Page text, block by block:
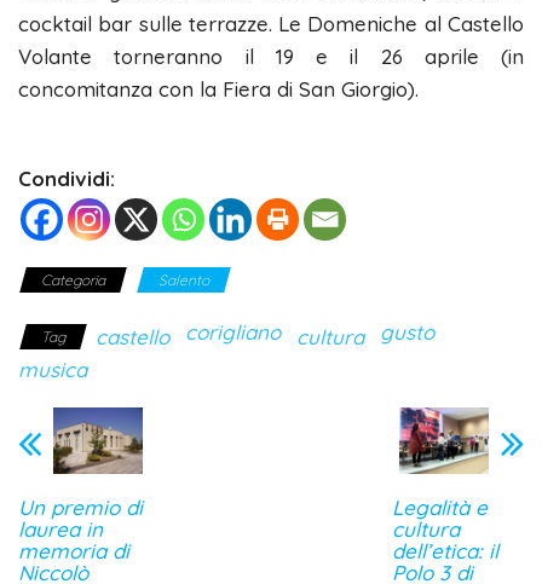
cocktail bar sulle terrazze. Le Domeniche al Castello
Volante torneranno il 19 e il 26 aprile (in
concomitanza con la Fiera di San Giorgio).
Condividi:
Categoria Salento
Tag castello corigliano cultura
gusto
musica
Un premio di
laurea in
memoria di
Niccolò
Legalità e
cultura
dell’etica: il
Polo 3 di